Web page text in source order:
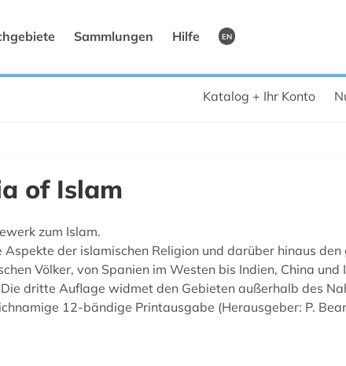
Sammlungen Hilfe EN
Katalog + Ihr Konto
of Islam
zum Islam.
der islamischen Religion und darüber hinaus
Völker, von Spanien im Westen bis Indien, China
dritte Auflage widmet den Gebieten außerhalb des
12-bändige Printausgabe (Herausgeber: P.